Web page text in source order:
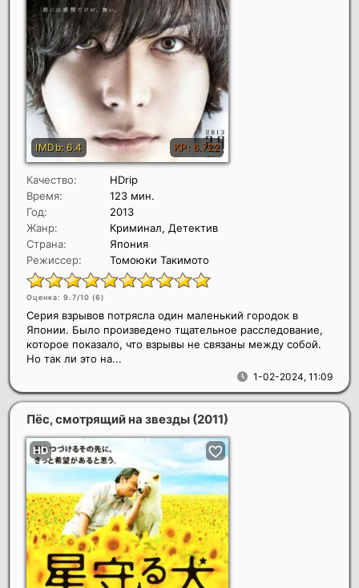
Качество:
HDrip
Время:
123 мин.
Год:
2013
Жанр:
Криминал, Детектив
Страна:
Япония
Режиссер:
Томоюки Такимото
Оценка: 9.7/10 (6)
1-02-2024, 11:09
Серия взрывов потрясла один маленький городок в
Японии. Было произведено тщательное расследование,
которое показало, что взрывы не связаны между собой.
Но так ли это на...
Пёс, смотрящий на звезды (2011)